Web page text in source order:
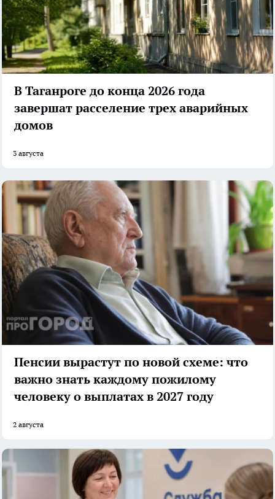
В Таганроге до конца 2026 года
завершат расселение трех аварийных
домов
3 августа
Пенсии вырастут по новой схеме: что
важно знать каждому пожилому
человеку о выплатах в 2027 году
2 августа